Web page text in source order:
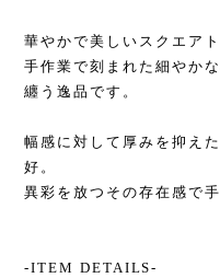
華やかで美しいスクエア
手作業で刻まれた細やか
纏う逸品です。
幅感に対して厚みを抑え
好。
異彩を放つその存在感で
-ITEM DETAILS-